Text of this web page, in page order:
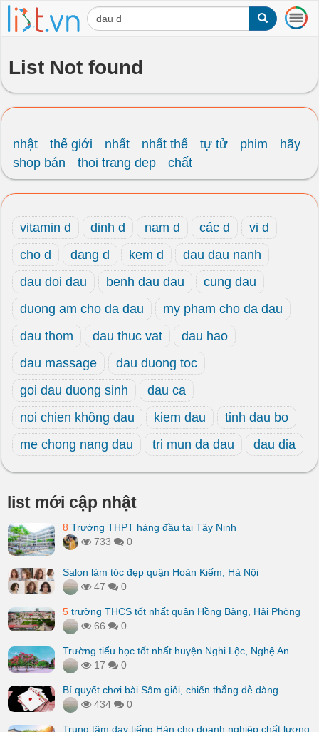
T
o
i
t
List Not found
nhật thế giới nhất nhất thế tự tử phim
hãy
shop bán
thoi trang dep chất
vitamin d dinh d nam d các d
vi d
cho d
dang d kem d
dau dau nanh
dau doi dau
benh dau dau
cung dau
duong am cho da dau
my pham cho da dau
dau thom
dau thuc vat
dau hao
dau massage
dau duong toc
goi dau duong sinh
dau ca
noi chien không dau
kiem dau
tinh dau bo
me chong nang dau
tri mun da dau dau dia
list mới cập nhật
8 Trường THPT hàng đầu tại Tây Ninh
733
0
Salon làm tóc đẹp quận Hoàn Kiếm, Hà Nội
47
0
5 trường THCS tốt nhất quận Hồng Bàng, Hải Phòng
66
0
Trường tiểu học tốt nhất huyện Nghi Lộc, Nghệ An
17
0
Bí quyết chơi bài Sâm giỏi, chiến thắng dễ dàng
434
0
Trung tâm dạy tiếng Hàn cho doanh nghiệp chất lượng